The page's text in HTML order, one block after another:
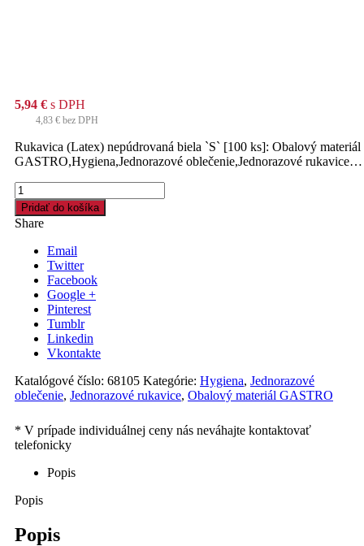
5,94 € s DPH
4,83 € bez DPH
Rukavica (Latex) nepúdrovaná biela `S` [100 ks]: Obalový materiál
GASTRO,Hygiena,Jednorazové oblečenie,Jednorazové rukavice…
množstvo
Rukavica
(Latex)
nepúdrovaná
biela
[100
Pridať do košíka
Share
Email
Twitter
Facebook
Google +
Pinterest
Tumblr
Linkedin
Vkontakte
Katalógové číslo: 68105 Kategórie: Hygiena, Jednorazové
oblečenie, Jednorazové rukavice, Obalový materiál GASTRO
Popis
Popis
Popis